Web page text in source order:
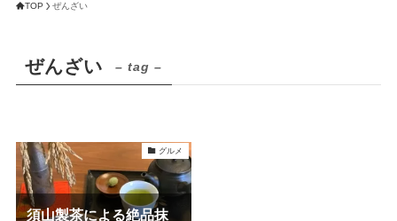
TOP ぜんざい
ぜんざい – tag –
グルメ
須山製茶による絶品抹